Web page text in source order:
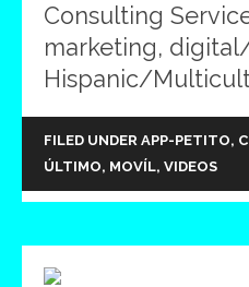
Consulting
marketing,
Hispanic/
FILED UNDER APP-PETITO,
ÚLTIMO, MOVÍL, VIDEOS